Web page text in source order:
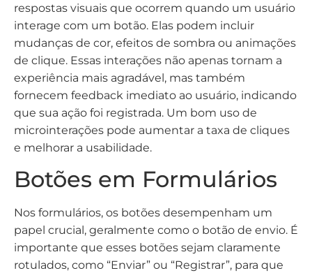
respostas visuais que ocorrem quando um usuário
interage com um botão. Elas podem incluir
mudanças de cor, efeitos de sombra ou animações
de clique. Essas interações não apenas tornam a
experiência mais agradável, mas também
fornecem feedback imediato ao usuário, indicando
que sua ação foi registrada. Um bom uso de
microinterações pode aumentar a taxa de cliques
e melhorar a usabilidade.
Botões em Formulários
Nos formulários, os botões desempenham um
papel crucial, geralmente como o botão de envio. É
importante que esses botões sejam claramente
rotulados, como “Enviar” ou “Registrar”, para que